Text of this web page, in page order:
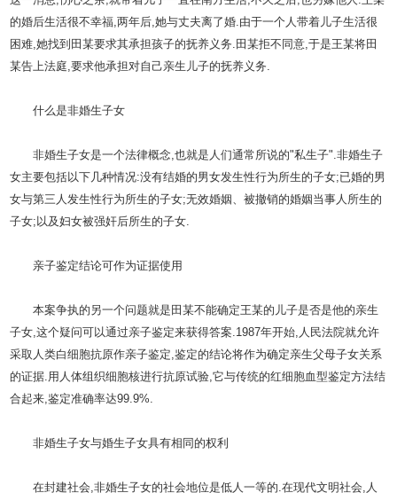
的婚后生活很不幸福,两年后,她与丈夫离了婚.由于一个人带着儿子生活很
困难,她找到田某要求其承担孩子的抚养义务.田某拒不同意,于是王某将田
某告上法庭,要求他承担对自己亲生儿子的抚养义务.
什么是非婚生子女
非婚生子女是一个法律概念,也就是人们通常所说的"私生子".非婚生子
女主要包括以下几种情况:没有结婚的男女发生性行为所生的子女;已婚的男
女与第三人发生性行为所生的子女;无效婚姻、被撤销的婚姻当事人所生的
子女;以及妇女被强奸后所生的子女.
亲子鉴定结论可作为证据使用
本案争执的另一个问题就是田某不能确定王某的儿子是否是他的亲生
子女,这个疑问可以通过亲子鉴定来获得答案.1987年开始,人民法院就允许
采取人类白细胞抗原作亲子鉴定,鉴定的结论将作为确定亲生父母子女关系
的证据.用人体组织细胞核进行抗原试验,它与传统的红细胞血型鉴定方法结
合起来,鉴定准确率达99.9%.
非婚生子女与婚生子女具有相同的权利
在封建社会,非婚生子女的社会地位是低人一等的.在现代文明社会,人